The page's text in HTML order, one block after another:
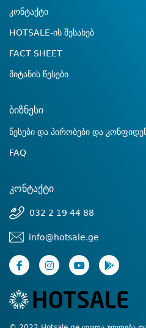
კონტაქტი
HOTSALE-ის შესახებ
FACT SHEET
მიტანის წესები
ბიზნესი
წესები და პირობები და
FAQ
კონტაქტი
032 2 19 44 88
info@hotsale.ge